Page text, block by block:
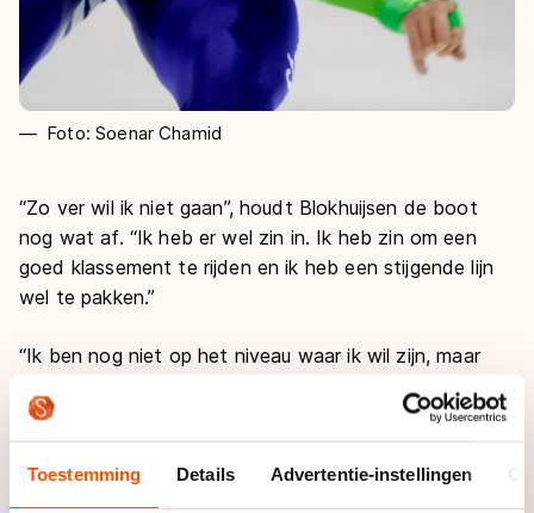
Toestemming Details Advertentie-instellingen
Foto: Soenar Chamid
“Zo ver wil ik niet gaan”, houdt Blokhuijsen de boot
nog wat af. “Ik heb er wel zin in. Ik heb zin om een
goed klassement te rijden en ik heb een stijgende lijn
wel te pakken.”
“Ik ben nog niet op het niveau waar ik wil zijn, maar
Op het EK kan hij de internationale tegenstand
opzoeken en wedstijdritme opdoen. Daar ontbrak het
vorig jaar compleet aan. Toen hield zijn seizoen nog
voor de helft van de winter op. Zijn olympische vorm,